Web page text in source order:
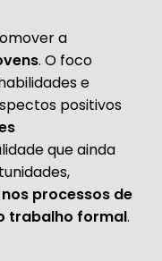
a
. O foco
e
positivos
que ainda
processos de
trabalho formal.